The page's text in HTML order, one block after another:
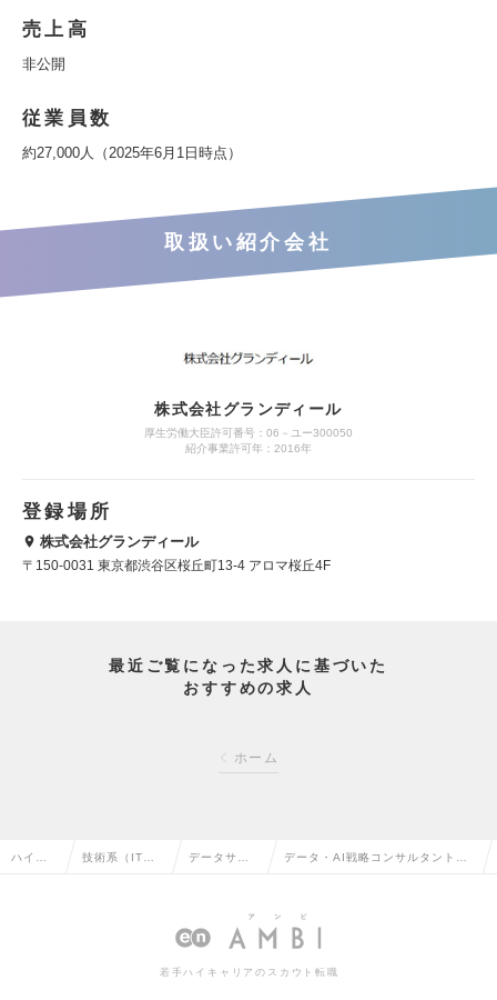
売上高
非公開
従業員数
約27,000人（2025年6月1日時点）
取扱い紹介会社
株式会社グランディール
厚生労働大臣許可番号：06－ユー300050
紹介事業許可年：2016年
登録場所
株式会社グランディール
〒150-0031 東京都渋谷区桜丘町13-4 アロマ桜丘4F
最近ご覧になった求人に基づいた
おすすめの求人
ホーム
ハイク 技術系（IT・ データサイ
トの転職
データ・AI戦略コンサルタント※
候補の求人情報
若手ハイキャリアのスカウト転職